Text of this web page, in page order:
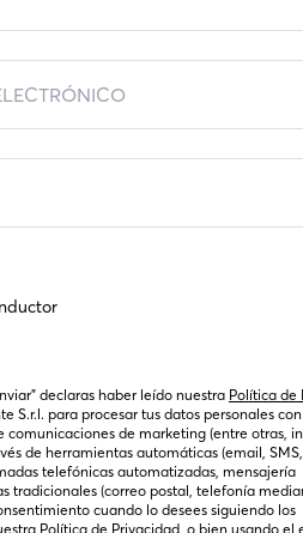
declaras haber leído nuestra Política de
S.r.l. para procesar tus datos personales
de marketing (entre otras,
de herramientas automáticas (email, SMS,
telefónicas automatizadas, mensajería
tradicionales (correo postal, telefonía
cuando lo desees siguiendo los
Política de Privacidad , o bien usando el